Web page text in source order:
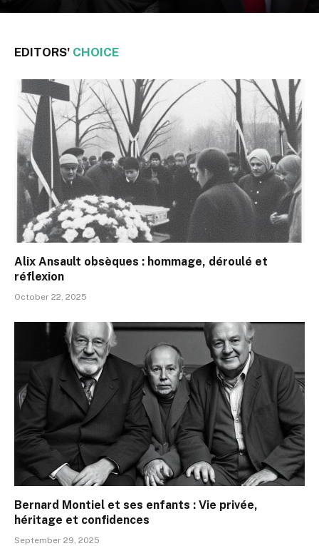
EDITORS' CHOICE
Alix Ansault obsèques : hommage, déroulé et
réflexion
October 22, 2025
Bernard Montiel et ses enfants : Vie privée,
héritage et confidences
September 29, 2025